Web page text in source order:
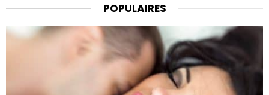
POPULAIRES